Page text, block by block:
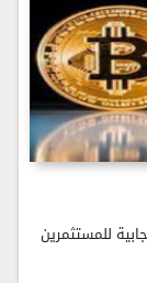
للمستثمرين